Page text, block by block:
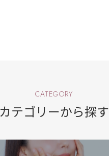
CATEGORY
カテゴリーから探す